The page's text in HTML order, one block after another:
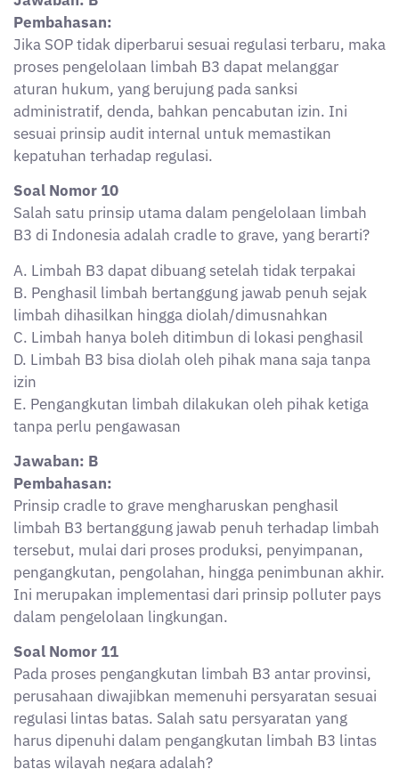
izin
E. Pengangkutan limbah dilakukan oleh pihak ketiga
tanpa perlu pengawasan
Jawaban: B
Pembahasan:
Prinsip cradle to grave mengharuskan penghasil
limbah B3 bertanggung jawab penuh terhadap limbah
tersebut, mulai dari proses produksi, penyimpanan,
pengangkutan, pengolahan, hingga penimbunan akhir.
Ini merupakan implementasi dari prinsip polluter pays
Soal Nomor 11
Pada proses pengangkutan limbah B3 antar provinsi,
perusahaan diwajibkan memenuhi persyaratan sesuai
regulasi lintas batas. Salah satu persyaratan yang
harus dipenuhi dalam pengangkutan limbah B3 lintas
batas wilayah negara adalah?
A. Pengangkutan cukup menggunakan manifest
domestik
B. Harus memiliki persetujuan dari negara penerima
limbah
C. Cukup memberitahukan kepada masyarakat
setempat
D. Pengangkutan hanya boleh menggunakan
kendaraan milik pemerintah
E. Diperbolehkan tanpa izin jika limbah dalam bentuk
Jawaban: B
Pembahasan:
Untuk pengangkutan limbah B3 lintas batas negara,
persetujuan dari negara penerima merupakan syarat
mutlak sesuai ketentuan Konvensi Basel dan regulasi